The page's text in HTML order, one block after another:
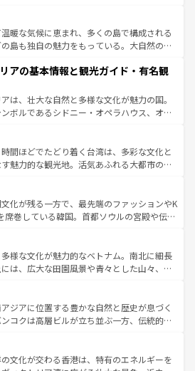
は市は、観光、ショッピング、エンターテイ
った刺激的なスポットだ。一方、アメリカ
が広がり、グランドキャニオンやイエロー
リンズでは、音楽と美食が融合した独特の
行者はアメリカの各地域で異なる魅力を楽
の多様性と豊かな歴史を感じることができ
のロードトリップや列車の旅も、アメリカ
暖な気候に恵まれ、多くの島で構成される
島も独自の魅力をもっている。大自然の神
ない。また、定番の観光地といえばオアフ
自然を求めるならマウイ島やカウアイ島が
ラルドグリーンに輝く海をはじめ、豊かな
づいている。「アロハスピリット」と呼ば
ローカルフードやハワイアンミュージッ
ラダンスなど、すべてがハワイの魅力を彩
るたびに新しい発見と感動が待っているハ
覧
アの基本情報と観光ガイド・有名観
は、壮大な自然と多様な文化が魅力の国。
ボルであるシドニー・オペラハウス、オー
陸中央部にそびえるウルル（エアーズロッ
アの美しい原生林やケアンズの熱帯雨林な
たくさん。また、カフェやワイン、オージ
ビティも充実しており、サーフィンやダイ
ングなど、アウトドア好きにはたまらな
リアの多彩な魅力を存分に味わいつくそ
。
間ほどでたどり着く台湾は、多彩な文化と
魅力的な観光地。活気あふれる大都市の台
山岳地帯である台湾東部など、都市の喧騒
が共存しており、訪れる人に新しい発見と
てくれる。また、奥深い台湾の食文化も魅
判のスイーツなど、バラエティ豊かな料理
が味わえる。 なお、新着の台湾情報は コンテンツ一覧を参
化が残る一方で、最先端のファッションやK
席巻している韓国。首都ソウルの宮殿や伝統
延ばせば四季折々の自然美を楽しむことが
、キムチや焼肉、絶品のストリートフード
な韓国料理が待っている。夜には、韓国な
ながら、韓国の多彩な魅力を心ゆくまで味
わってみてほしい。 なお、新着の韓国情報はコンテンツ一
しい。
様な文化が魅力的なベトナム。南北に細長
は、広大な田園風景や青々とした山々、世
に伝統が息づく。ハノイの古い町並みやホ
ランス統治時代の建物も、独特の雰囲気を
。また、バラエティの豊かさとおいしさで
バインミー、ベトナムコーヒーなどは、ぜ
たい。どの地域を訪れてもあたたかい人々
ジアに位置する豊かな自然と歴史が息づく
コクは高層ビルが立ち並ぶ一方、伝統的な
ている。北部ではチェンマイなどの山岳地
合い、南部ではプーケットやクラビの美し
文化が交わる香港は、特有のエネルギーを